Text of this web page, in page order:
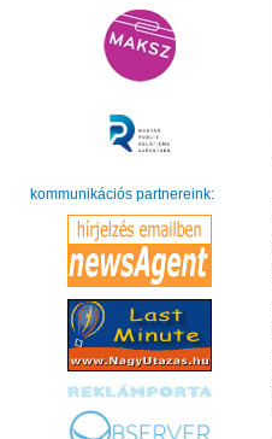
kommunikációs partnereink: